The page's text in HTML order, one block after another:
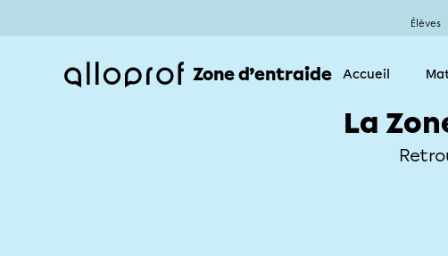
Élèves
Zone d’entraide Accueil
La